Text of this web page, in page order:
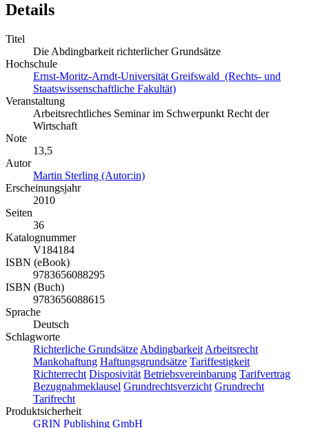
Details
Titel
Die Abdingbarkeit richterlicher Grundsätze
Hochschule
Ernst-Moritz-Arndt-Universität Greifswald (Rechts- und
Staatswissenschaftliche Fakultät)
Veranstaltung
Arbeitsrechtliches Seminar im Schwerpunkt Recht der
Wirtschaft
Note
13,5
Autor
Martin Sterling (Autor:in)
Erscheinungsjahr
2010
Seiten
36
Katalognummer
V184184
ISBN (eBook)
9783656088295
ISBN (Buch)
9783656088615
Sprache
Deutsch
Schlagworte
Richterliche Grundsätze Abdingbarkeit Arbeitsrecht
Mankohaftung Haftungsgrundsätze Tariffestigkeit
Richterrecht Disposivität Betriebsvereinbarung Tarifvertrag
Bezugnahmeklausel Grundrechtsverzicht Grundrecht
Tarifrecht
Produktsicherheit
GRIN Publishing GmbH